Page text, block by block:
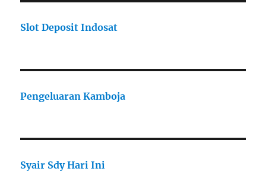
Slot Deposit Indosat
Pengeluaran Kamboja
Syair Sdy Hari Ini